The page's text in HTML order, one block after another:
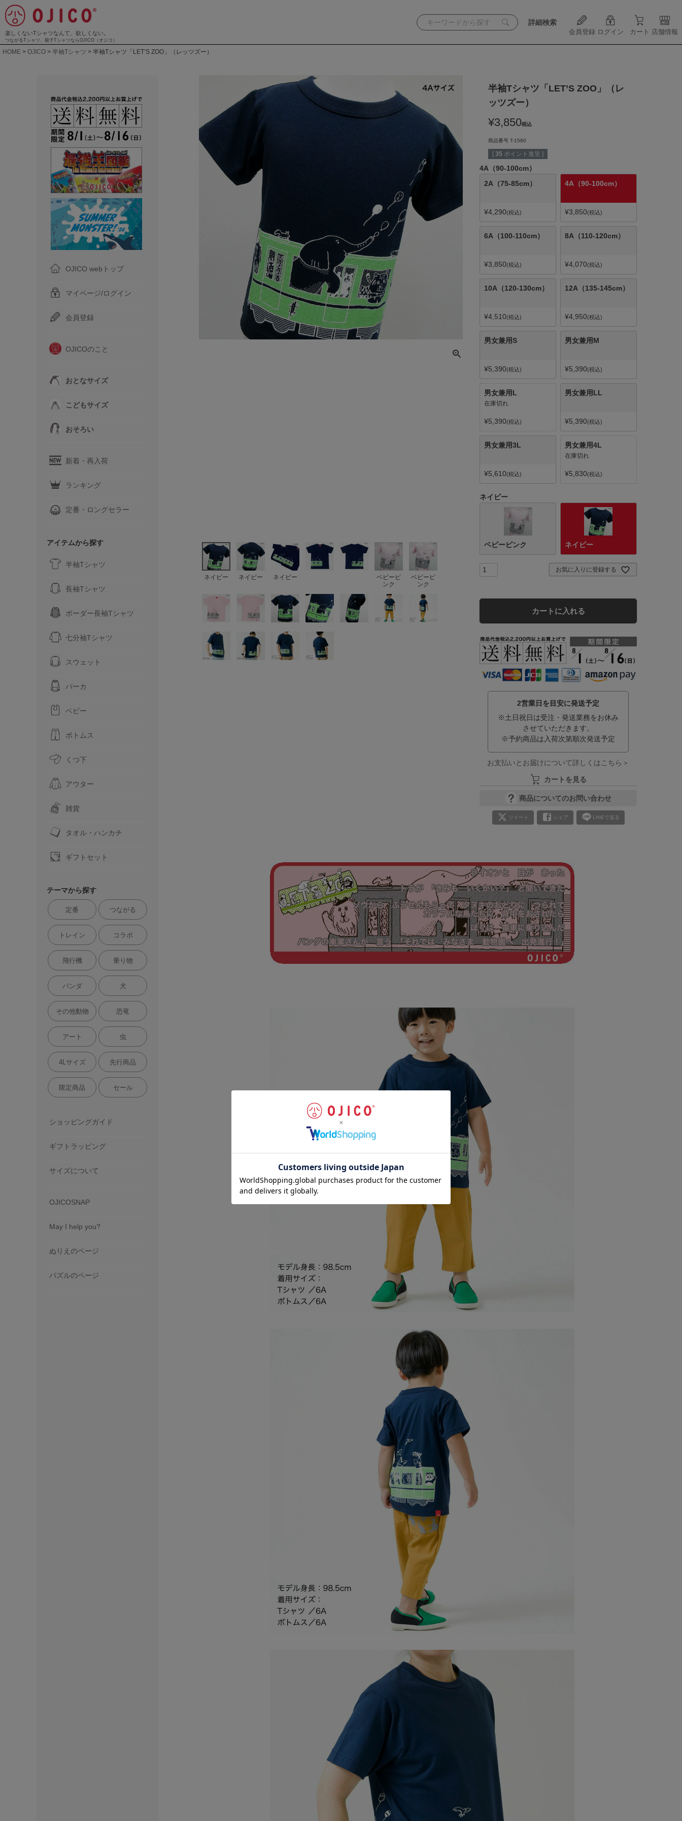
楽しくないTシャツなんて、欲しくない。
つながるTシャツ、親子TシャツならOJICO（オジコ）
詳細検索
会員登録 ログイン カート 店舗情報
HOME OJICO 半袖Tシャツ 半袖Tシャツ「LET’S ZOO」（レッツズー）
OJICO webトップ
マイページ/ログイン
会員登録
OJICOのこと
おとなサイズ
こどもサイズ
おそろい
新着・再入荷
ランキング
定番・ロングセラー
アイテムから探す
半袖Tシャツ
長袖Tシャツ
ボーダー長袖Tシャツ
七分袖Tシャツ
スウェット
パーカ
ベビー
ボトムス
くつ下
アウター
雑貨
タオル・ハンカチ
ギフトセット
テーマから探す
定番 つながる
トレイン コラボ
飛行機 乗り物
パンダ 犬
その他動物 恐竜
アート 虫
4Lサイズ 先行商品
限定商品 セール
ショッピングガイド
ギフトラッピング
サイズについて
OJICOSNAP
May I help you?
ぬりえのページ
パズルのページ
ネイビー ネイビー ネイビー
ベビーピ
ンク
ベビーピ
ンク
半袖Tシャツ「LET’S ZOO」（レ
ッツズー）
¥3,850税込
商品番号 T-1560
[ 35 ポイント進呈 ]
4A（90-100cm）
2A（75-85cm）
¥4,290 税込
4A（90-100cm）
¥3,850 税込
6A（100-110cm）
¥3,850 税込
8A（110-120cm）
¥4,070 税込
10A（120-130cm）
¥4,510 税込
12A（135-145cm）
¥4,950 税込
男女兼用S
¥5,390 税込
男女兼用M
¥5,390 税込
男女兼用L
在庫切れ
¥5,390 税込
男女兼用LL
¥5,390 税込
男女兼用3L
¥5,610 税込
男女兼用4L
在庫切れ
¥5,830 税込
ネイビー
ベビーピンク ネイビー
お気に入りに登録する
カートに入れる
2営業日を目安に発送予定
※土日祝日は受注・発送業務をお休み
させていただきます。
※予約商品は入荷次第順次発送予定
お支払いとお届けについて詳しくはこちら＞
カートを見る
商品についてのお問い合わせ
ツイート シェア LINEで送る